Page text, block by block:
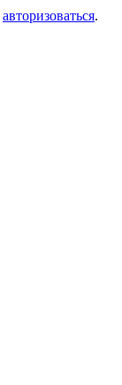
авторизоваться.